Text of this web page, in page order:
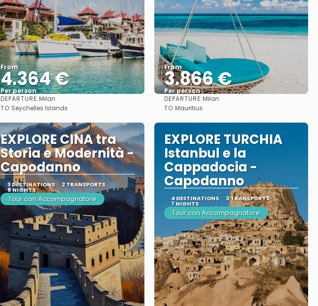
From
4.364 €
Per person
See
DEPARTURE:Milan
TO:Seychelles Islands
From
3.866 €
Per person
DEPARTURE:Milan
TO:Mauritius
EXPLORE CINA tra
Storia e Modernità -
Capodanno
3 DESTINATIONS 2 TRANSPORTS
8 NIGHTS
Tour con Accompagnatore
EXPLORE TURCHIA
Istanbul e la
Cappadocia -
Capodanno
4 DESTINATIONS 3 TRANSPORTS
7 NIGHTS
Tour con Accompagnatore